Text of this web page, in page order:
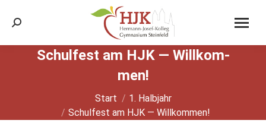
Search:
Schul­fest am HJK — Will­kom­
men!
Sie befinden sich hier:
Start
1. Halbjahr
Schul­fest am HJK — Will­kom­men!